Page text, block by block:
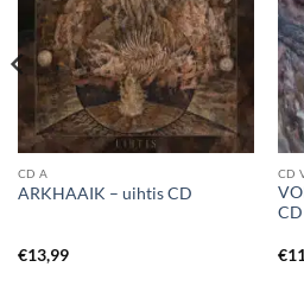
CD A
ARKHAAIK – uihtis CD
€13,99
CD
CD
€